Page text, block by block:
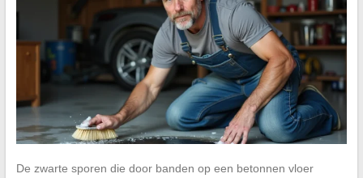
De zwarte sporen die door banden op een betonnen vloer